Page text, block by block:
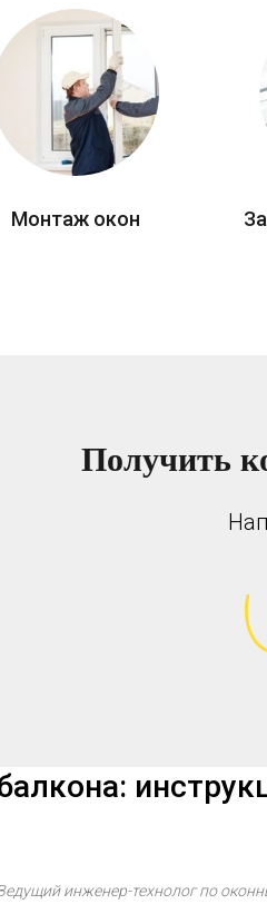
Монтаж окон
Получить
инженер-технолог по